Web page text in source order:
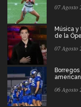
07 Agosto
Música y
de la
07 Agosto
06 Agosto